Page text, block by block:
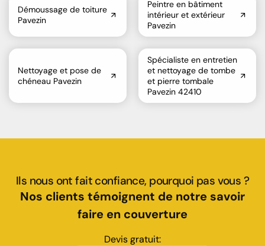
Démoussage de toiture
Pavezin
Peintre en bâtiment
intérieur et extérieur
Pavezin
Nettoyage et pose de
chéneau Pavezin
Spécialiste en entretien
et nettoyage de tombe
et pierre tombale
Pavezin 42410
Ils nous ont fait confiance, pourquoi pas vous ?
Nos clients témoignent de notre savoir
faire en couverture
Devis gratuit: